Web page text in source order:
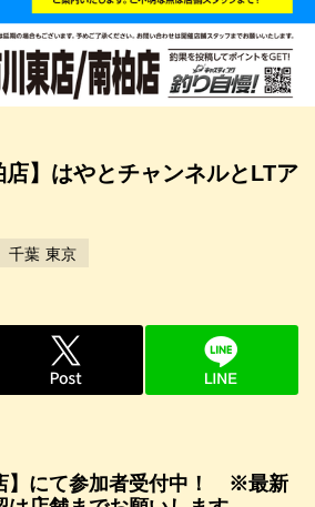
店】はやとチャンネルとLTア
千葉 東京
】にて参加者受付中！ ※最新